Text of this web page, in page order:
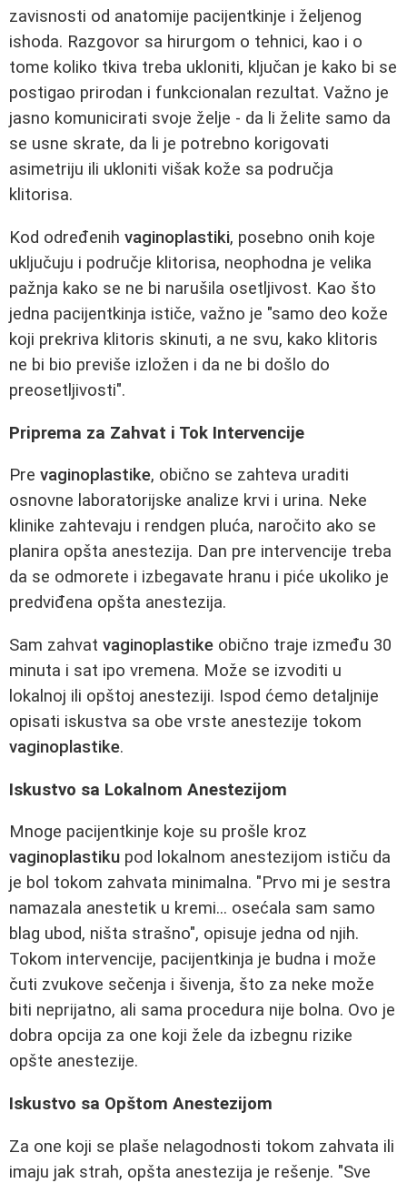
zavisnosti od anatomije pacijentkinje i željenog
ishoda. Razgovor sa hirurgom o tehnici, kao i o
tome koliko tkiva treba ukloniti, ključan je kako bi se
postigao prirodan i funkcionalan rezultat. Važno je
jasno komunicirati svoje želje - da li želite samo da
se usne skrate, da li je potrebno korigovati
asimetriju ili ukloniti višak kože sa područja
klitorisa.
Kod određenih vaginoplastiki, posebno onih koje
uključuju i područje klitorisa, neophodna je velika
pažnja kako se ne bi narušila osetljivost. Kao što
jedna pacijentkinja ističe, važno je "samo deo kože
koji prekriva klitoris skinuti, a ne svu, kako klitoris
ne bi bio previše izložen i da ne bi došlo do
preosetljivosti".
Priprema za Zahvat i Tok Intervencije
Pre vaginoplastike, obično se zahteva uraditi
osnovne laboratorijske analize krvi i urina. Neke
klinike zahtevaju i rendgen pluća, naročito ako se
planira opšta anestezija. Dan pre intervencije treba
da se odmorete i izbegavate hranu i piće ukoliko je
predviđena opšta anestezija.
Sam zahvat vaginoplastike obično traje između 30
minuta i sat ipo vremena. Može se izvoditi u
lokalnoj ili opštoj anesteziji. Ispod ćemo detaljnije
opisati iskustva sa obe vrste anestezije tokom
vaginoplastike.
Iskustvo sa Lokalnom Anestezijom
Mnoge pacijentkinje koje su prošle kroz
vaginoplastiku pod lokalnom anestezijom ističu da
je bol tokom zahvata minimalna. "Prvo mi je sestra
namazala anestetik u kremi... osećala sam samo
blag ubod, ništa strašno", opisuje jedna od njih.
Tokom intervencije, pacijentkinja je budna i može
čuti zvukove sečenja i šivenja, što za neke može
biti neprijatno, ali sama procedura nije bolna. Ovo je
dobra opcija za one koji žele da izbegnu rizike
opšte anestezije.
Iskustvo sa Opštom Anestezijom
Za one koji se plaše nelagodnosti tokom zahvata ili
imaju jak strah, opšta anestezija je rešenje. "Sve